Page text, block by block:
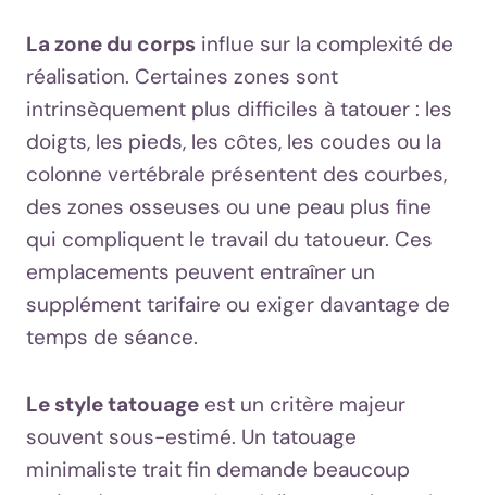
La zone du corps influe sur la complexité de
réalisation. Certaines zones sont
intrinsèquement plus difficiles à tatouer : les
doigts, les pieds, les côtes, les coudes ou la
colonne vertébrale présentent des courbes,
des zones osseuses ou une peau plus fine
qui compliquent le travail du tatoueur. Ces
emplacements peuvent entraîner un
supplément tarifaire ou exiger davantage de
temps de séance.
Le style tatouage est un critère majeur
souvent sous-estimé. Un tatouage
minimaliste trait fin demande beaucoup